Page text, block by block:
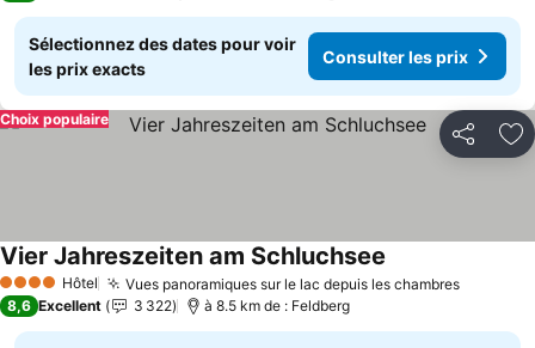
Sélectionnez des dates pour voir
les prix exacts
Consulter les prix
Partager
Choix populaire
4 Étoiles Hôtel Vues panoramiques sur le lac depuis les chambres
Vier Jahreszeiten am Schluchsee
8,6 Excellent 3 322 à 8.5 km de : Feldberg